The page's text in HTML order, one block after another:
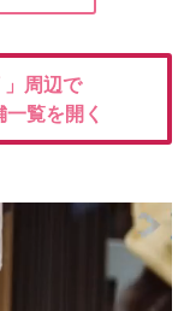
」周辺で
覧を開く